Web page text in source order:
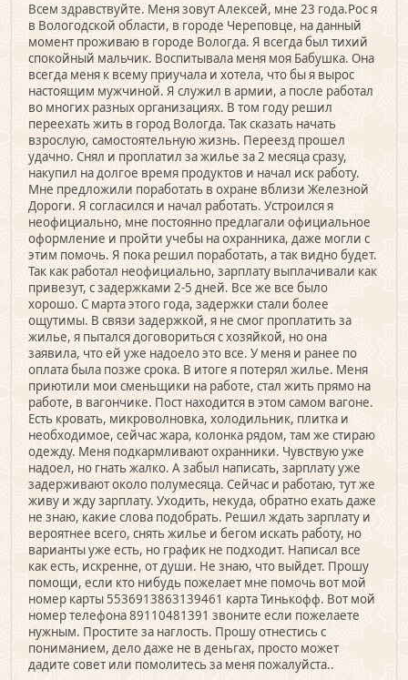
Всем здравствуйте. Меня зовут Алексей, мне 23 года.Рос я
в Вологодской области, в городе Череповце, на данный
момент проживаю в городе Вологда. Я всегда был тихий
спокойный мальчик. Воспитывала меня моя Бабушка. Она
всегда меня к всему приучала и хотела, что бы я вырос
настоящим мужчиной. Я служил в армии, а после работал
во многих разных организациях. В том году решил
переехать жить в город Вологда. Так сказать начать
взрослую, самостоятельную жизнь. Переезд прошел
удачно. Снял и проплатил за жилье за 2 месяца сразу,
накупил на долгое время продуктов и начал иск работу.
Мне предложили поработать в охране вблизи Железной
Дороги. Я согласился и начал работать. Устроился я
неофициально, мне постоянно предлагали официальное
оформление и пройти учебы на охранника, даже могли с
этим помочь. Я пока решил поработать, а так видно будет.
Так как работал неофициально, зарплату выплачивали как
привезут, с задержками 2-5 дней. Все же все было
хорошо. С марта этого года, задержки стали более
ощутимы. В связи задержкой, я не смог проплатить за
жилье, я пытался договориться с хозяйкой, но она
заявила, что ей уже надоело это все. У меня и ранее по
оплата была позже срока. В итоге я потерял жилье. Меня
приютили мои сменьщики на работе, стал жить прямо на
работе, в вагончике. Пост находится в этом самом вагоне.
Есть кровать, микроволновка, холодильник, плитка и
необходимое, сейчас жара, колонка рядом, там же стираю
одежду. Меня подкармливают охранники. Чувствую уже
надоел, но гнать жалко. А забыл написать, зарплату уже
задерживают около полумесяца. Сейчас и работаю, тут же
живу и жду зарплату. Уходить, некуда, обратно ехать даже
не знаю, какие слова подобрать. Решил ждать зарплату и
вероятнее всего, снять жилье и бегом искать работу, но
варианты уже есть, но график не подходит. Написал все
как есть, искренне, от души. Не знаю, что выйдет. Прошу
помощи, если кто нибудь пожелает мне помочь вот мой
номер карты 5536913863139461 карта Тинькофф. Вот мой
номер телефона 89110481391 звоните если пожелаете
нужным. Простите за наглость. Прошу отнестись с
пониманием, дело даже не в деньгах, просто может
дадите совет или помолитесь за меня пожалуйста..